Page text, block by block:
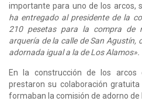
importante para uno de los arcos,
ha entregado al presidente de la
210 pesetas para la compra de
arquería de la calle de San Agustín,
adornada igual a la de Los Alamos».
En la construcción de los
prestaron su colaboración
formaban la comisión de adorno de